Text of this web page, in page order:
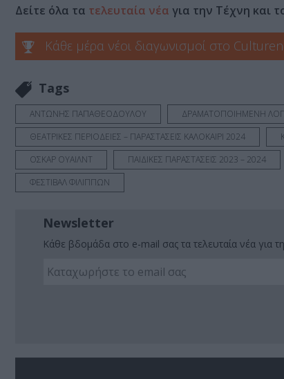
Δείτε όλα τα τελευταία νέα για την Τέχνη και
Κάθε μέρα νέοι διαγωνισμοί στο
Tags
ΑΝΤΩΝΗΣ ΠΑΠΑΘΕΟΔΟΥΛΟΥ ΔΡΑΜΑΤΟΠΟΙΗΜΕΝΗ
ΘΕΑΤΡΙΚΕΣ ΠΕΡΙΟΔΕΙΕΣ – ΠΑΡΑΣΤΑΣΕΙΣ ΚΑΛΟΚΑΙΡΙ 2024
ΟΣΚΑΡ ΟΥΑΙΛΝΤ
ΠΑΙΔΙΚΕΣ ΠΑΡΑΣΤΑΣΕΙΣ 2023 – 2024
ΦΕΣΤΙΒΑΛ ΦΙΛΙΠΠΩΝ
Newsletter
Κάθε βδομάδα στο e-mail σας τα τελευταία νέα για